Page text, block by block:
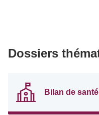
Dossiers
Bilan de